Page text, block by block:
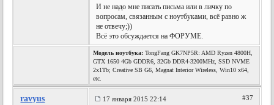
И не надо мне писать письма или в личку по
вопросам, связанным с ноутбуками, всё равно ж
не отвечу;))
Всё это обсуждается на ФОРУМЕ.
Модель ноутбука: TongFang GK7NP5R: AMD Ryzen 4800H,
GTX 1650 4Gb GDDR6, 32Gb DDR4-3200MHz, SSD NVME
2x1Tb; Creative SB G6, Magnat Interior Wireless, Win10 x64,
etc.
ravyus 17 января 2015 22:14 #37